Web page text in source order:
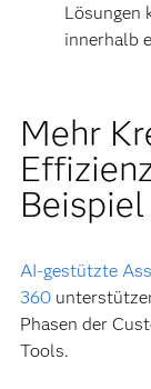
Lösungen
innerhalb
Mehr
Beispiel
AI-gestützte
360
Phasen der
Tools.